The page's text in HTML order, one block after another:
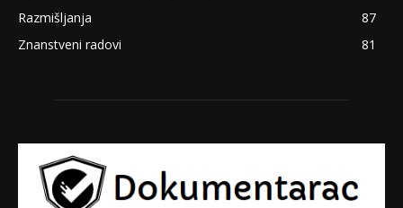
Razmišljanja
87
Znanstveni radovi
81